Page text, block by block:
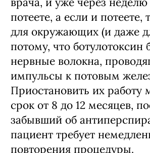
потеете, а если и потеете,
для окружающих (и даже
потому, что ботулотоксин
нервные волокна,
импульсы к потовым
Приостановить их работу
срок от 8 до 12 месяцев,
забывший об
пациент требует
повторения процедуры.